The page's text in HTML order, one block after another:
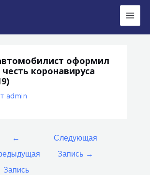
Main
оформил
коронавируса
admin
←
Запись
Следующая
Запись →